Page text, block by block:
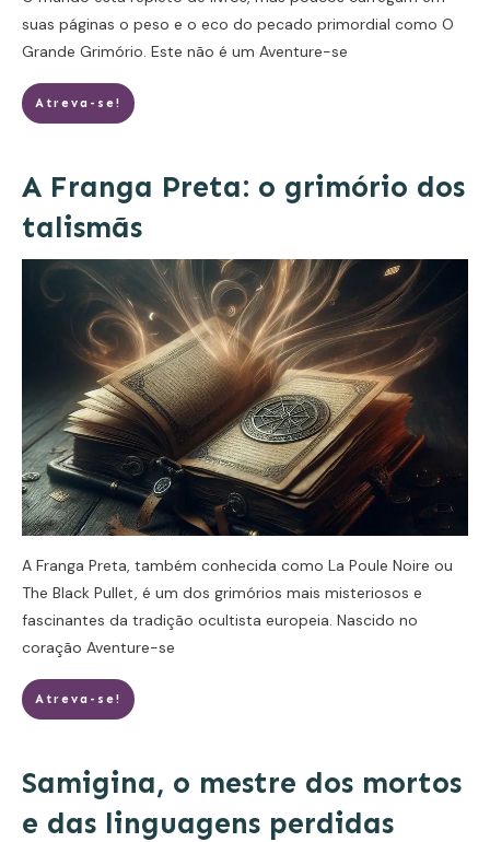
suas páginas o peso e o eco do pecado primordial como O
Grande Grimório. Este não é um Aventure-se
Atreva-se!
A Franga Preta: o grimório dos
talismãs
A Franga Preta, também conhecida como La Poule Noire ou
The Black Pullet, é um dos grimórios mais misteriosos e
fascinantes da tradição ocultista europeia. Nascido no
coração Aventure-se
Atreva-se!
Samigina, o mestre dos mortos
e das linguagens perdidas